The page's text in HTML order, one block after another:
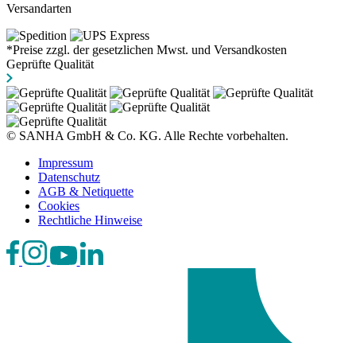
Versandarten
*Preise zzgl. der gesetzlichen Mwst. und Versandkosten
Geprüfte Qualität
© SANHA GmbH & Co. KG. Alle Rechte vorbehalten.
Impressum
Datenschutz
AGB & Netiquette
Cookies
Rechtliche Hinweise